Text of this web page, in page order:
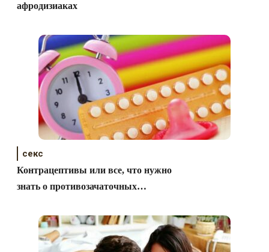
афродизиаках
секс
Контрацептивы или все, что нужно
знать о противозачаточных